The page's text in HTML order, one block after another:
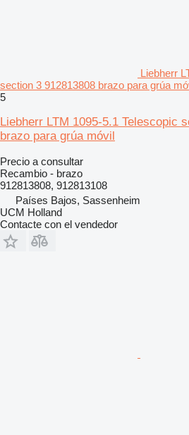
Liebherr
section 3 912813808 brazo para grúa
5
Liebherr LTM 1095-5.1 Telescopic
brazo para grúa móvil
Precio a consultar
Recambio - brazo
912813808, 912813108
Países Bajos, Sassenheim
UCM Holland
Contacte con el vendedor